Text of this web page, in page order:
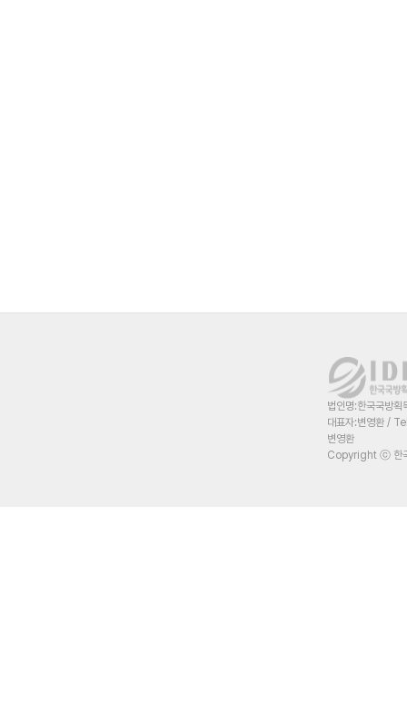
법인명:한국국방
대표자:변영환 /
변영환
Copyright ⓒ 한